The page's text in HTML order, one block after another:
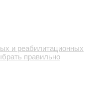
и реабилитационных
правильно